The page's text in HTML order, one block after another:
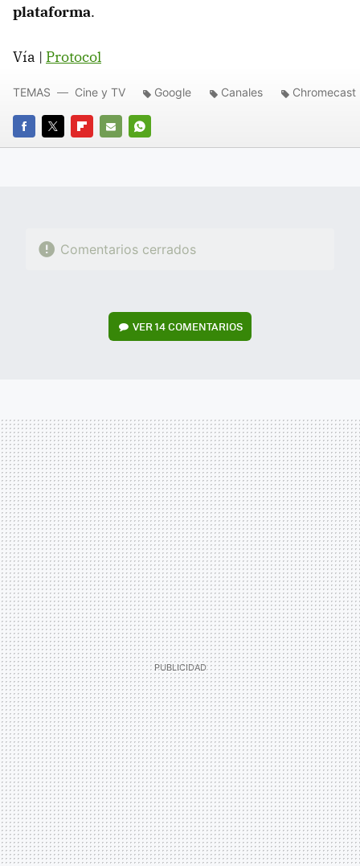
plataforma.
Vía | Protocol
FACEBOOK
TWITTERFLIPBOARD
E-
WHATSAPP
TEMAS Cine y TV Google Canales Chromecast
Comentarios cerrados
VER14 COMENTARIOS